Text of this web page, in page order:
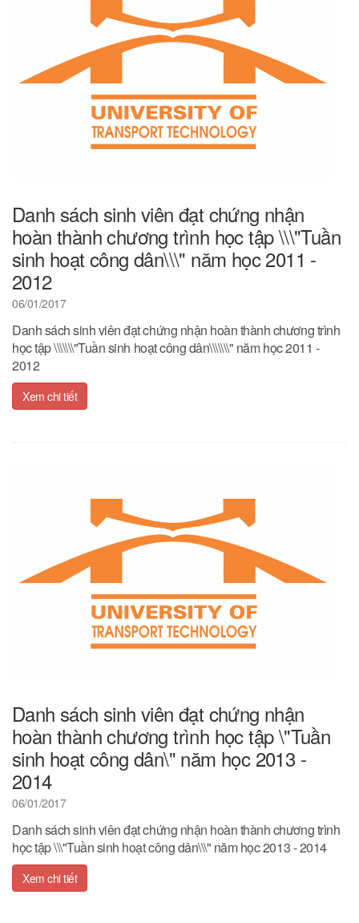
Danh sách sinh viên đạt chứng nhận
hoàn thành chương trình học tập \\\"Tuần
sinh hoạt công dân\\\" năm học 2011 -
2012
06/01/2017
Danh sách sinh viên đạt chứng nhận hoàn thành chương trình
học tập \\\\\\\"Tuần sinh hoạt công dân\\\\\\\" năm học 2011 -
2012
Xem chi tiết
Danh sách sinh viên đạt chứng nhận
hoàn thành chương trình học tập \"Tuần
sinh hoạt công dân\" năm học 2013 -
2014
06/01/2017
Danh sách sinh viên đạt chứng nhận hoàn thành chương trình
học tập \\\"Tuần sinh hoạt công dân\\\" năm học 2013 - 2014
Xem chi tiết